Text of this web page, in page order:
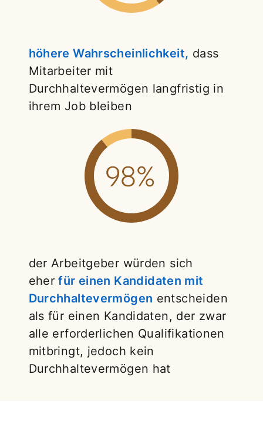
höhere Wahrscheinlichkeit, opens in a
dass
Mitarbeiter mit
Durchhaltevermögen langfristig in
ihrem Job bleiben
der Arbeitgeber würden sich
eherfür einen Kandidaten mit
Durchhaltevermögen opens in a new tab
entscheiden
als für einen Kandidaten, der zwar
alle erforderlichen Qualifikationen
mitbringt, jedoch kein
Durchhaltevermögen hat